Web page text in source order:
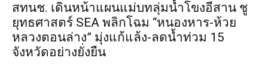
สทนช. เดินหน้าแผนแม่บทลุ่มน้ำโขงอีสาน ชู
ยุทธศาสตร์ SEA พลิกโฉม “หนองหาร-ห้วย
หลวงตอนล่าง” มุ่งแก้แล้ง-ลดน้ำท่วม 15
จังหวัดอย่างยั่งยืน